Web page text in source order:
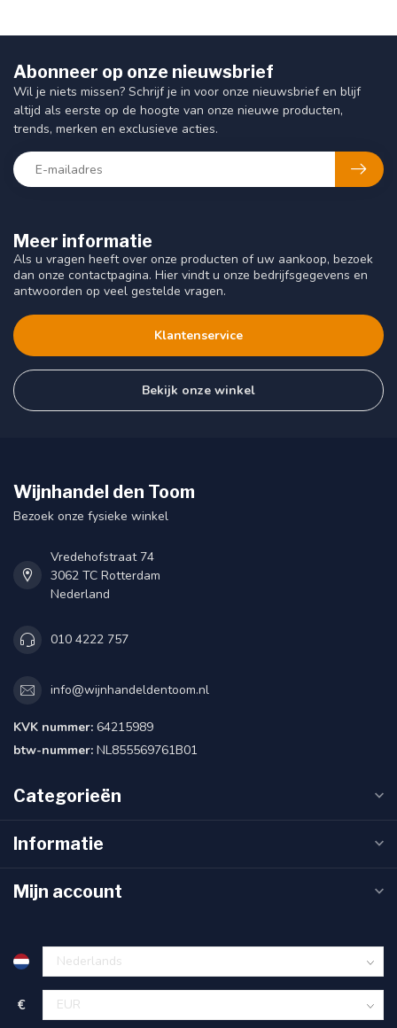
Meer informatie
Als u vragen heeft over onze producten of uw aankoop, bezoek
dan onze contactpagina. Hier vindt u onze bedrijfsgegevens en
antwoorden op veel gestelde vragen.
Klantenservice
Bekijk onze winkel
Abonneer op onze nieuwsbrief
Wil je niets missen? Schrijf je in voor onze nieuwsbrief en blijf
altijd als eerste op de hoogte van onze nieuwe producten,
trends, merken en exclusieve acties.
Wijnhandel den Toom
Bezoek onze fysieke winkel
Vredehofstraat 74
3062 TC Rotterdam
Nederland
010 4222 757
info@wijnhandeldentoom.nl
KVK nummer: 64215989
btw-nummer: NL855569761B01
Categorieën
Informatie
Mijn account
€